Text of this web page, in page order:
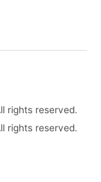
rights reserved.
rights reserved.